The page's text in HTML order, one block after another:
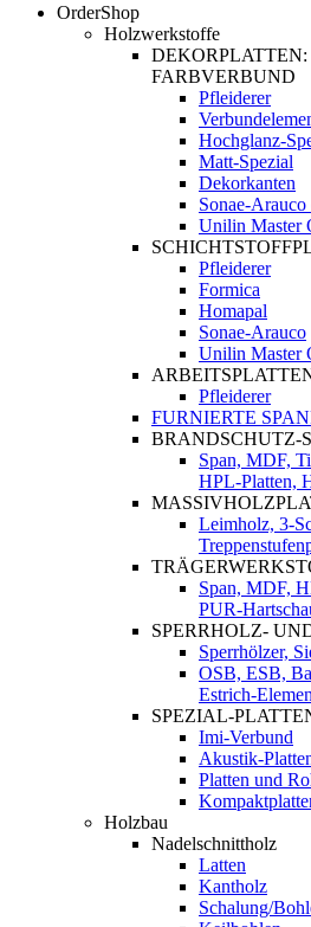
OrderShop
Holzwerkstoffe
FARBVERBUND
Pfleiderer
Hochglanz-
Matt-Spezial
Dekorkanten
Sonae-
Unilin Master
Pfleiderer
Formica
Homapal
Sonae-Arauco
Unilin Master
Pfleiderer
FURNIERTE
BRANDSCHUTZ-
Span, MDF,
HPL-Platten,
Leimholz, 3-
Span, MDF,
PUR-
SPERRHOLZ-
Sperrhölzer,
OSB, ESB,
Estrich-
SPEZIAL-
Imi-Verbund
Akustik-
Platten und
Holzbau
Nadelschnittholz
Latten
Kantholz
Schalung/